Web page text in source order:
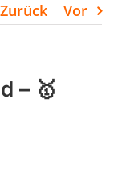
Zurück Vor
– 🥇